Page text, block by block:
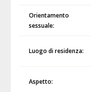
Orientamento
sessuale:
Luogo di residenza:
Aspetto: